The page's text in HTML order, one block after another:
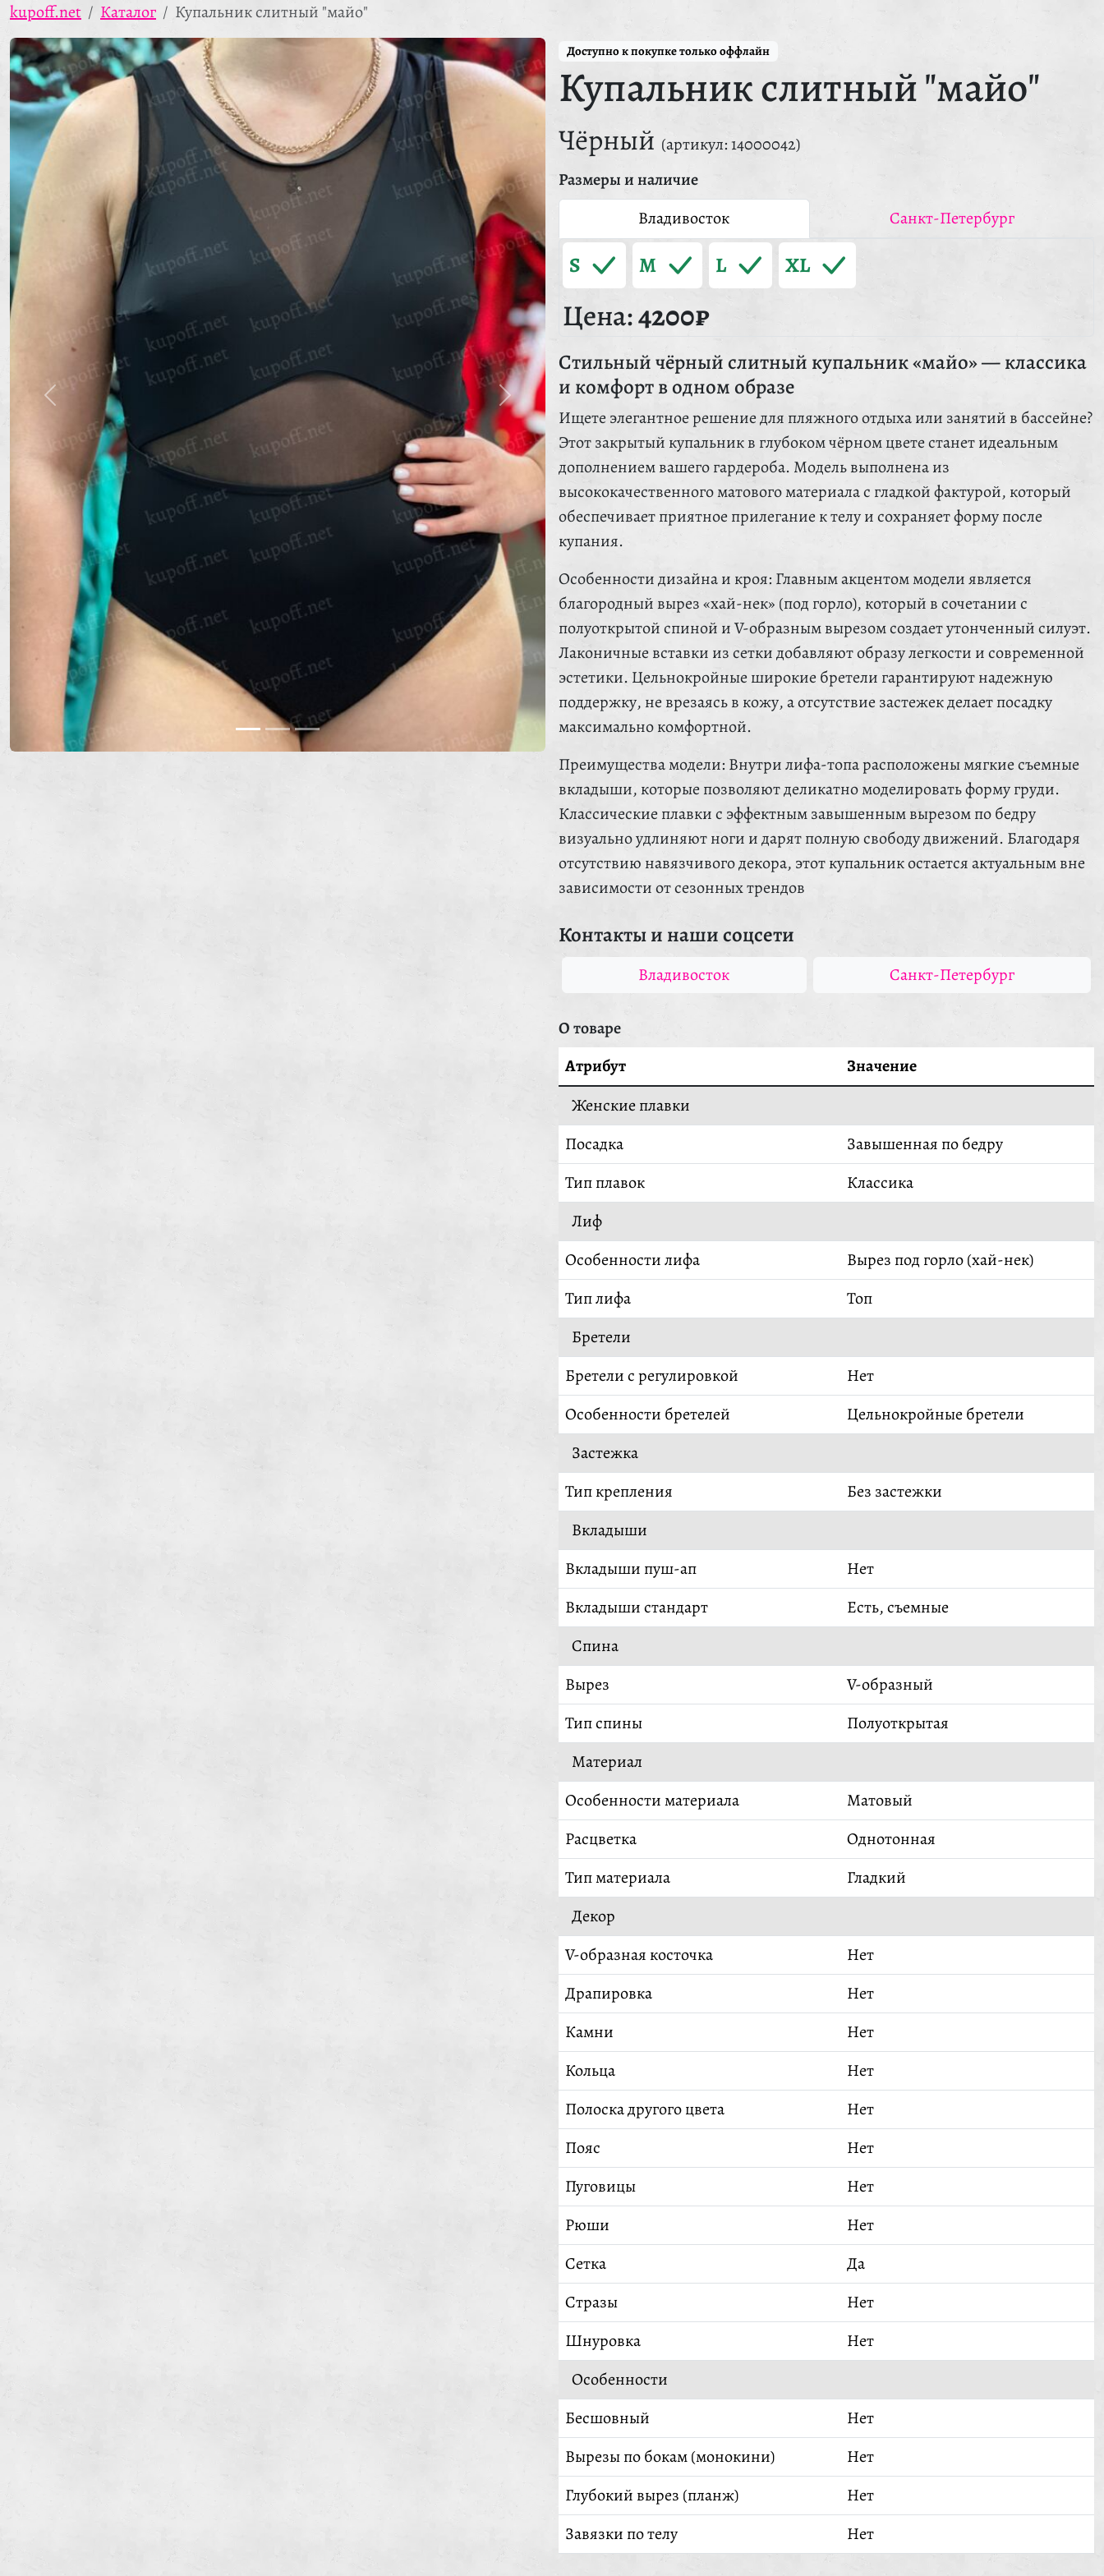
kupoff.net Каталог Купальник слитный "майо"
Доступно к покупке только оффлайн
Купальник слитный "майо"
Чёрный (артикул: 14000042)
Размеры и наличие
Владивосток
Санкт-Петербург
S M L XL
Цена:4200₽
Стильный чёрный слитный купальник «майо» — классика
и комфорт в одном образе
Ищете элегантное решение для пляжного отдыха или занятий в бассейне?
Этот закрытый купальник в глубоком чёрном цвете станет идеальным
дополнением вашего гардероба. Модель выполнена из
высококачественного матового материала с гладкой фактурой, который
обеспечивает приятное прилегание к телу и сохраняет форму после
купания.
Особенности дизайна и кроя: Главным акцентом модели является
благородный вырез «хай-нек» (под горло), который в сочетании с
полуоткрытой спиной и V-образным вырезом создает утонченный силуэт.
Лаконичные вставки из сетки добавляют образу легкости и современной
эстетики. Цельнокройные широкие бретели гарантируют надежную
поддержку, не врезаясь в кожу, а отсутствие застежек делает посадку
максимально комфортной.
Преимущества модели: Внутри лифа-топа расположены мягкие съемные
вкладыши, которые позволяют деликатно моделировать форму груди.
Классические плавки с эффектным завышенным вырезом по бедру
визуально удлиняют ноги и дарят полную свободу движений. Благодаря
отсутствию навязчивого декора, этот купальник остается актуальным вне
зависимости от сезонных трендов
Контакты и наши соцсети
Владивосток Санкт-Петербург
О товаре
Атрибут
Значение
Женские плавки
Посадка
Завышенная по бедру
Тип плавок
Классика
Лиф
Особенности лифа
Вырез под горло (хай-нек)
Тип лифа
Топ
Бретели
Бретели с регулировкой
Нет
Особенности бретелей
Цельнокройные бретели
Застежка
Тип крепления
Без застежки
Вкладыши
Вкладыши пуш-ап
Нет
Вкладыши стандарт
Есть, съемные
Спина
Вырез
V-образный
Тип спины
Полуоткрытая
Материал
Особенности материала
Матовый
Расцветка
Однотонная
Тип материала
Гладкий
Декор
V-образная косточка
Нет
Драпировка
Нет
Камни
Нет
Кольца
Нет
Полоска другого цвета
Нет
Пояс
Нет
Пуговицы
Нет
Рюши
Нет
Сетка
Да
Стразы
Нет
Шнуровка
Нет
Особенности
Бесшовный
Нет
Вырезы по бокам (монокини)
Нет
Глубокий вырез (планж)
Нет
Завязки по телу
Нет